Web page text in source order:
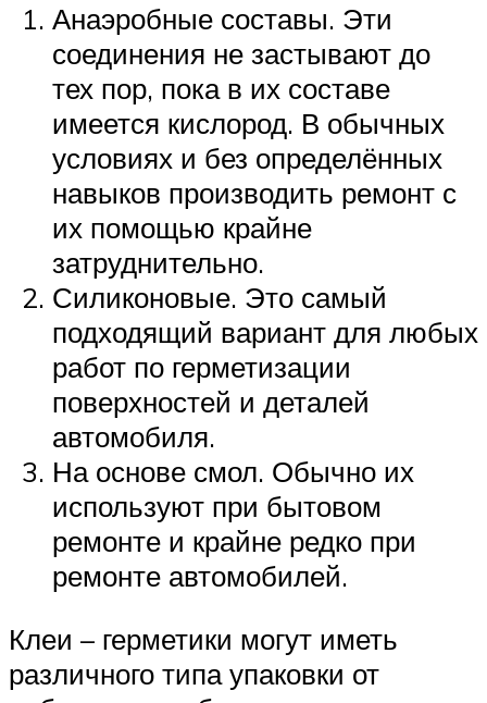
Анаэробные составы. Эти
соединения не застывают до
тех пор, пока в их составе
имеется кислород. В обычных
условиях и без определённых
навыков производить ремонт с
их помощью крайне
затруднительно.
Силиконовые. Это самый
подходящий вариант для любых
работ по герметизации
поверхностей и деталей
автомобиля.
На основе смол. Обычно их
используют при бытовом
ремонте и крайне редко при
ремонте автомобилей.
Клеи – герметики могут иметь
различного типа упаковки от